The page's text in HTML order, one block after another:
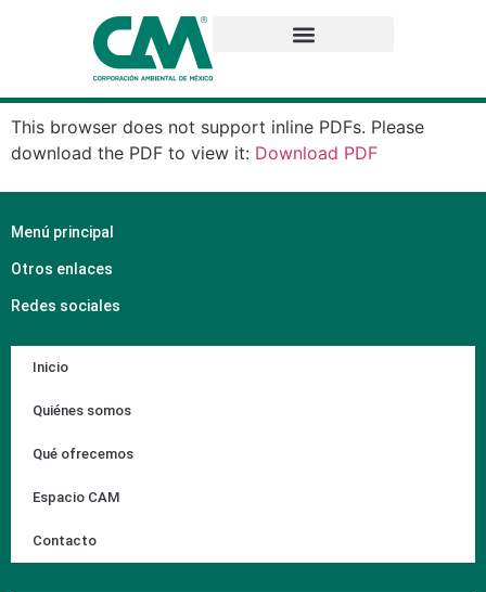
This browser does not support inline PDFs. Please
download the PDF to view it: Download PDF
Menú principal
Otros enlaces
Redes sociales
Inicio
Quiénes somos
Qué ofrecemos
Espacio CAM
Contacto